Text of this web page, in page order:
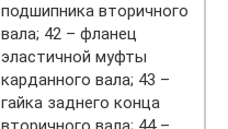
подшипника вторичного
вала; 42 – фланец
эластичной муфты
карданного вала; 43 –
гайка заднего конца